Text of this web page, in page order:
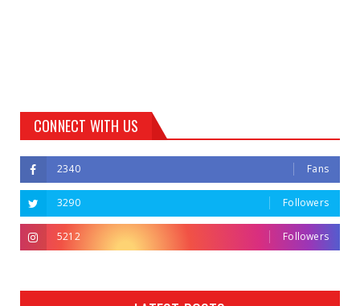
CONNECT WITH US
2340 Fans
3290 Followers
5212 Followers